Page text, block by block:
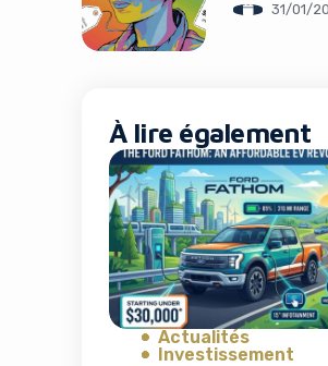
Music31/01/
À lire également
Actualités
Investissement